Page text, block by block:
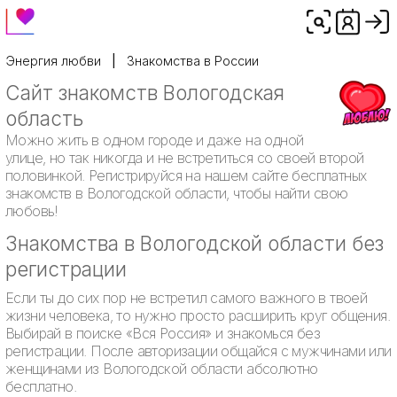
Энергия любви Знакомства в России
Сайт знакомств Вологодская
область
Можно жить в одном городе и даже на одной
улице, но так никогда и не встретиться со своей второй
половинкой. Регистрируйся на нашем сайте бесплатных
знакомств в Вологодской области, чтобы найти свою
любовь!
Знакомства в Вологодской области без
регистрации
Если ты до сих пор не встретил самого важного в твоей
жизни человека, то нужно просто расширить круг общения.
Выбирай в поиске «Вся Россия» и знакомься без
регистрации. После авторизации общайся с мужчинами или
женщинами из Вологодской области абсолютно
бесплатно.